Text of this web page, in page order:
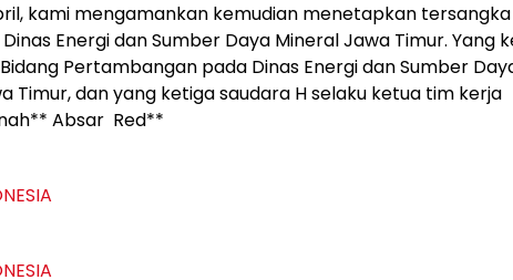
kami mengamankan kemudian menetapkan
Energi dan Sumber Daya Mineral Jawa Timur. Yang
Pertambangan pada Dinas Energi dan Sumber
Timur, dan yang ketiga saudara H selaku ketua tim kerja
Absar Red**